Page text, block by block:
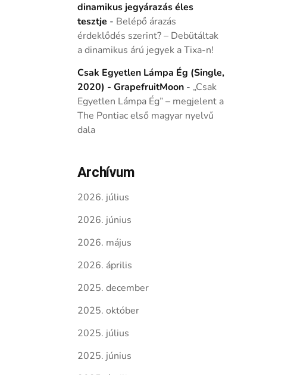
dinamikus jegyárazás éles
tesztje - Belépő árazás
érdeklődés szerint? – Debütáltak
a dinamikus árú jegyek a Tixa-n!
Csak Egyetlen Lámpa Ég (Single,
2020) - GrapefruitMoon- „Csak
Egyetlen Lámpa Ég” – megjelent a
The Pontiac első magyar nyelvű
dala
Archívum
2026. július
2026. június
2026. május
2026. április
2025. december
2025. október
2025. július
2025. június